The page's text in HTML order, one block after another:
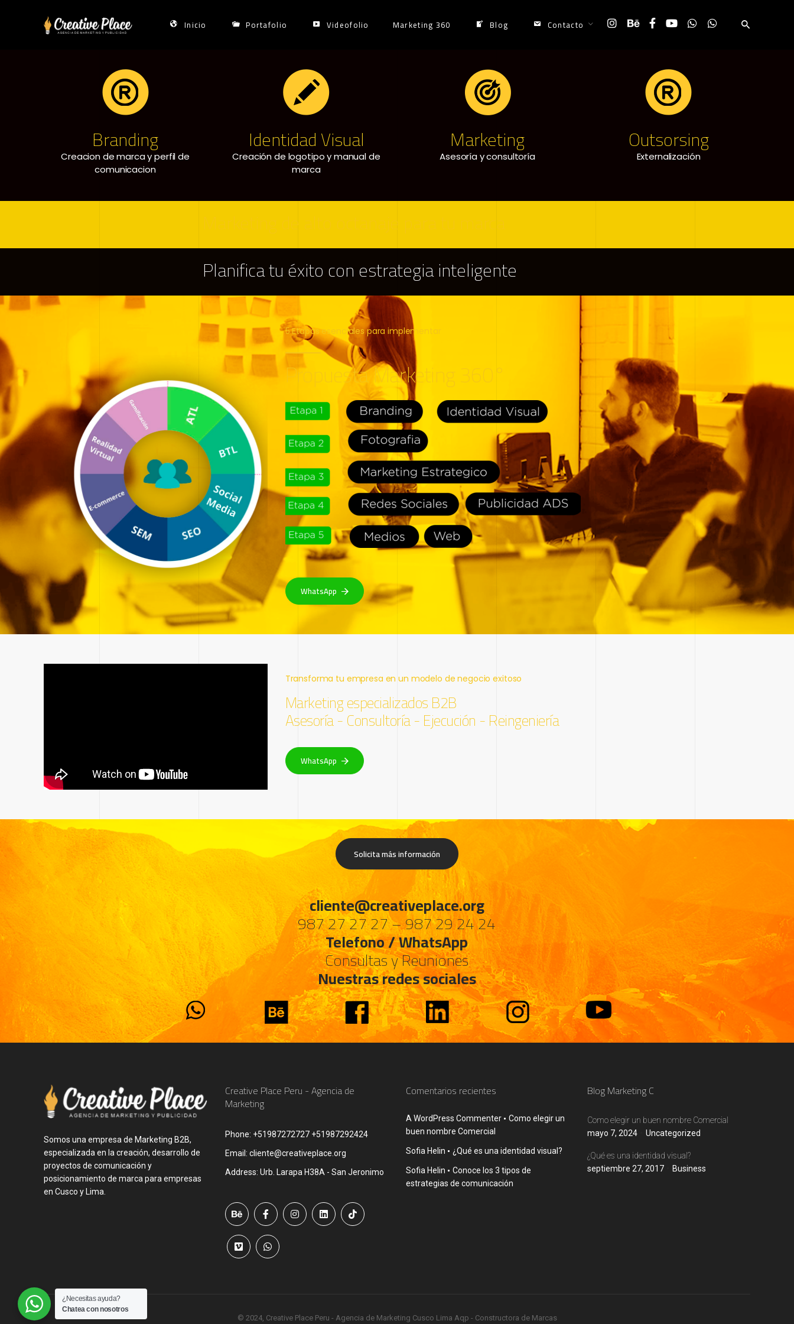
Inicio Portafolio Videofolio Marketing 360 Blog Contacto
Branding
Creacion de marca y perfil de
comunicacion
Identidad Visual
Creación de logotipo y manual de
marca
Marketing
Asesoría y consultoría
Outsorsing
Externalización
Marketing de alto octanaje para tu marca
Planifica tu éxito con estrategia inteligente
5 Etapas esenciales para implementar
Propuesta Marketing 360°
WhatsApp
Transforma tu empresa en un modelo de negocio exitoso
Marketing especializados B2B
Asesoría - Consultoría - Ejecución - Reingeniería
WhatsApp
Solicita más información
cliente@creativeplace.org
987 27 27 27 – 987 29 24 24
Telefono / WhatsApp
Consultas y Reuniones
Nuestras redes sociales
Somos una empresa de Marketing B2B,
especializada en la creación, desarrollo de
proyectos de comunicación y
posicionamiento de marca para empresas
en Cusco y Lima.
Creative Place Peru - Agencia de
Marketing
Phone: +51987272727 +51987292424
Email: cliente@creativeplace.org
Address: Urb. Larapa H38A - San Jeronimo
Comentarios recientes
A WordPress Commenter
Como elegir un
buen nombre Comercial
Sofia Helin ¿Qué es una identidad visual?
Sofia Helin
Conoce los 3 tipos de
estrategias de comunicación
Blog Marketing C
Como elegir un buen nombre Comercial
mayo 7, 2024
Uncategorized
¿Qué es una identidad visual?
septiembre 27, 2017
Business
© 2024, Creative Place Peru - Agencia de Marketing Cusco Lima Aqp - Constructora de Marcas
¿Necesitas ayuda?
Chatea con nosotros